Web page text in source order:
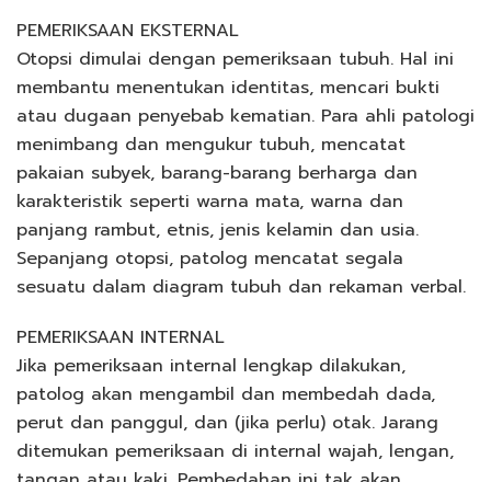
PEMERIKSAAN EKSTERNAL
Otopsi dimulai dengan pemeriksaan tubuh. Hal ini
membantu menentukan identitas, mencari bukti
atau dugaan penyebab kematian. Para ahli patologi
menimbang dan mengukur tubuh, mencatat
pakaian subyek, barang-barang berharga dan
karakteristik seperti warna mata, warna dan
panjang rambut, etnis, jenis kelamin dan usia.
Sepanjang otopsi, patolog mencatat segala
sesuatu dalam diagram tubuh dan rekaman verbal.
PEMERIKSAAN INTERNAL
Jika pemeriksaan internal lengkap dilakukan,
patolog akan mengambil dan membedah dada,
perut dan panggul, dan (jika perlu) otak. Jarang
ditemukan pemeriksaan di internal wajah, lengan,